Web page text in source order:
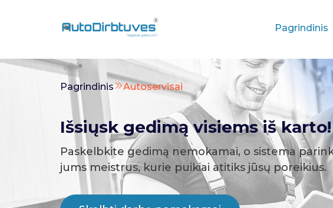
Pagrindinis
Pagrindinis Autoservisai
Išsiųsk gedimą visiems iš karto!
Paskelbkite gedimą nemokamai, o sistema
jums meistrus, kurie puikiai atitiks jūsų poreikius.